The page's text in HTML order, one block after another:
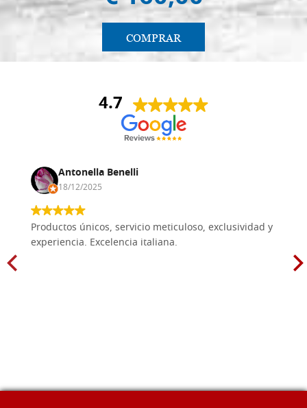
COMPRAR
4.7
Antonella Benelli
18/12/2025
Productos únicos, servicio meticuloso, exclusividad y
experiencia. Excelencia italiana.